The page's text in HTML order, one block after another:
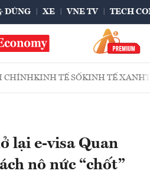
DÙNG XE VNE TV TECH
CHÍNHKINH TẾ SỐKINH TẾ XANH
lại e-visa Quan
nô nức “chốt”